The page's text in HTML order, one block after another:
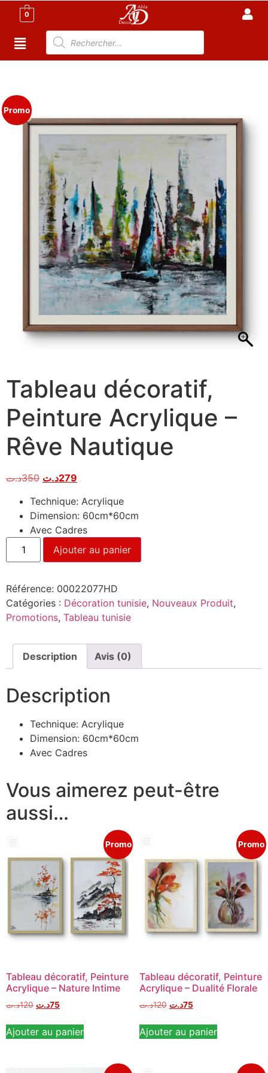
0
Promo
Tableau décoratif,
Peinture Acrylique –
Rêve Nautique
350د.ت 279د.ت
Technique: Acrylique
Dimension: 60cm*60cm
Avec Cadres
Ajouter au panier
Référence: 00022077HD
Catégories : Décoration tunisie, Nouveaux Produit,
Promotions, Tableau tunisie
Description Avis (0)
Description
Technique: Acrylique
Dimension: 60cm*60cm
Avec Cadres
Vous aimerez peut-être
aussi…
Promo
Tableau décoratif, Peinture
Acrylique – Nature Intime
120د.ت 75د.ت
Ajouter au panier
Promo
Tableau décoratif, Peinture
Acrylique – Dualité Florale
120د.ت 75د.ت
Ajouter au panier